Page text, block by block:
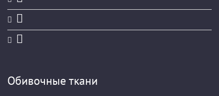
Обивочные ткани